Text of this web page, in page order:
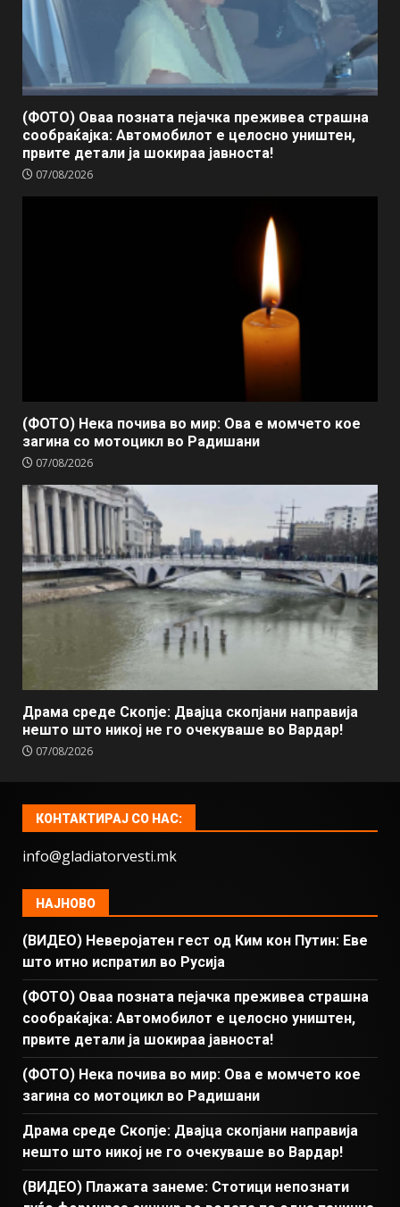
(ФОТО) Оваа позната пејачка преживеа страшна
сообраќајка: Автомобилот е целосно уништен,
првите детали ја шокираа јавноста!
07/08/2026
(ФОТО) Нека почива во мир: Ова е момчето кое
загина со мотоцикл во Радишани
07/08/2026
Драма среде Скопје: Двајца скопјани направија
нешто што никој не го очекуваше во Вардар!
07/08/2026
КОНТАКТИРАЈ СО НАС:
info@gladiatorvesti.mk
НАЈНОВО
(ВИДЕО) Неверојатен гест од Ким кон Путин: Еве
што итно испратил во Русија
(ФОТО) Оваа позната пејачка преживеа страшна
сообраќајка: Автомобилот е целосно уништен,
првите детали ја шокираа јавноста!
(ФОТО) Нека почива во мир: Ова е момчето кое
загина со мотоцикл во Радишани
Драма среде Скопје: Двајца скопјани направија
нешто што никој не го очекуваше во Вардар!
(ВИДЕО) Плажата занеме: Стотици непознати